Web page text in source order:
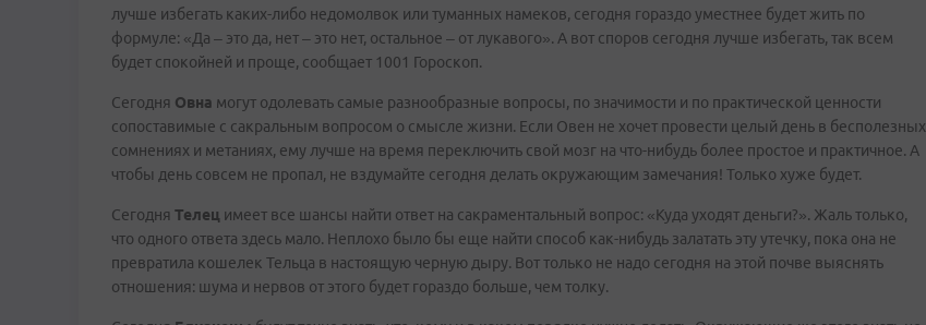
лучше избегать каких-либо недомолвок или туманных намеков, сегодня гораздо уместнее будет жить по
формуле: «Да – это да, нет – это нет, остальное – от лукавого». А вот споров сегодня лучше избегать, так всем
будет спокойней и проще, сообщает 1001 Гороскоп.
Сегодня Овна могут одолевать самые разнообразные вопросы, по значимости и по практической ценности
сопоставимые с сакральным вопросом о смысле жизни. Если Овен не хочет провести целый день в бесполезных
сомнениях и метаниях, ему лучше на время переключить свой мозг на что-нибудь более простое и практичное. А
чтобы день совсем не пропал, не вздумайте сегодня делать окружающим замечания! Только хуже будет.
Сегодня Телец имеет все шансы найти ответ на сакраментальный вопрос: «Куда уходят деньги?». Жаль только,
что одного ответа здесь мало. Неплохо было бы еще найти способ как-нибудь залатать эту утечку, пока она не
превратила кошелек Тельца в настоящую черную дыру. Вот только не надо сегодня на этой почве выяснять
отношения: шума и нервов от этого будет гораздо больше, чем толку.